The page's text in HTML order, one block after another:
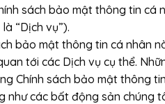
sách bảo mật thông tin
“Dịch vụ”).
bảo mật thông tin cá nhân
tới các Dịch vụ cụ thể.
Chính sách bảo mật thông
như các bất động sản chúng